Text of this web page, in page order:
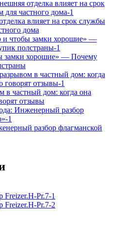
влияет на срок службы
дома
замки хорошие» — Почему
в частный дом: когда она
отзывы
разбор флагманской